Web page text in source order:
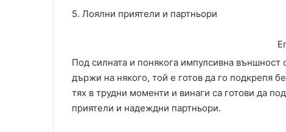
5. Лоялни приятели и партньори
Под силната и понякога импулсивна
държи на някого, той е готов да го подкрепя
тях в трудни моменти и винаги са готови да
приятели и надеждни партньори.